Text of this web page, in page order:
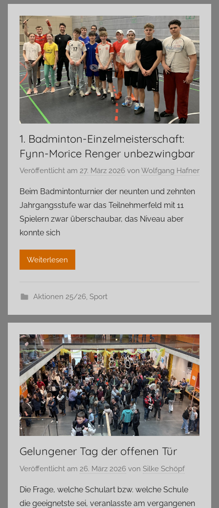
1. Badminton-Einzelmeisterschaft:
Fynn-Morice Renger unbezwingbar
Veröffentlicht am 27. März 2026 von Wolfgang Hafner
Beim Badmintonturnier der neunten und zehnten
Jahrgangsstufe war das Teilnehmerfeld mit 11
Spielern zwar überschaubar, das Niveau aber
konnte sich
Weiterlesen
Aktionen 25/26, Sport
Gelungener Tag der offenen Tür
Veröffentlicht am 26. März 2026 von Silke Schöpf
Die Frage, welche Schulart bzw. welche Schule
die geeignetste sei, veranlasste am vergangenen